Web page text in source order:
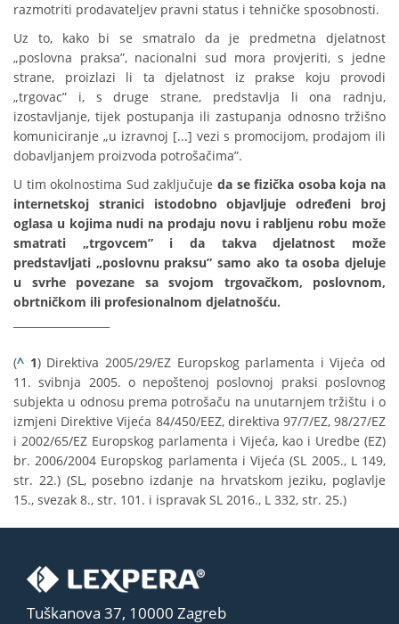
razmotriti prodavateljev pravni status i tehničke sposobnosti.
Uz to, kako bi se smatralo da je predmetna djelatnost
„poslovna praksa”, nacionalni sud mora provjeriti, s jedne
strane, proizlazi li ta djelatnost iz prakse koju provodi
„trgovac” i, s druge strane, predstavlja li ona radnju,
izostavljanje, tijek postupanja ili zastupanja odnosno tržišno
komuniciranje „u izravnoj [...] vezi s promocijom, prodajom ili
dobavljanjem proizvoda potrošačima”.
U tim okolnostima Sud zaključuje da se fizička osoba koja na
internetskoj stranici istodobno objavljuje određeni broj
oglasa u kojima nudi na prodaju novu i rabljenu robu može
smatrati „trgovcem” i da takva djelatnost može
predstavljati „poslovnu praksu” samo ako ta osoba djeluje
u svrhe povezane sa svojom trgovačkom, poslovnom,
obrtničkom ili profesionalnom djelatnošću.
(^ 1) Direktiva 2005/29/EZ Europskog parlamenta i Vijeća od
11. svibnja 2005. o nepoštenoj poslovnoj praksi poslovnog
subjekta u odnosu prema potrošaču na unutarnjem tržištu i o
izmjeni Direktive Vijeća 84/450/EEZ, direktiva 97/7/EZ, 98/27/EZ
i 2002/65/EZ Europskog parlamenta i Vijeća, kao i Uredbe (EZ)
br. 2006/2004 Europskog parlamenta i Vijeća (SL 2005., L 149,
str. 22.) (SL, posebno izdanje na hrvatskom jeziku, poglavlje
15., svezak 8., str. 101. i ispravak SL 2016., L 332, str. 25.)
Tuškanova 37, 10000 Zagreb